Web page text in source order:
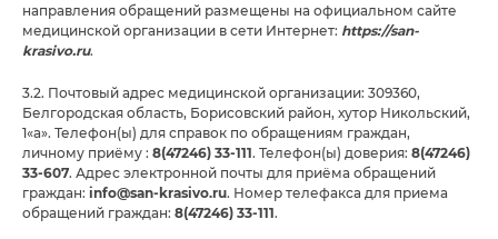
направления обращений размещены на официальном сайте
медицинской организации в сети Интернет: https://san-
krasivo.ru.
3.2. Почтовый адрес медицинской организации: 309360,
Белгородская область, Борисовский район, хутор Никольский,
1«а». Телефон(ы) для справок по обращениям граждан,
личному приёму : 8(47246) 33-111. Телефон(ы) доверия: 8(47246)
33-607. Адрес электронной почты для приёма обращений
граждан: info@san-krasivo.ru. Номер телефакса для приема
обращений граждан: 8(47246) 33-111.